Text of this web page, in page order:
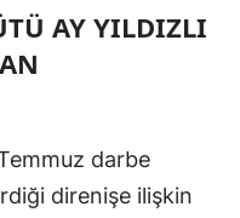
AY YILDIZLI
darbe
direnişe ilişkin